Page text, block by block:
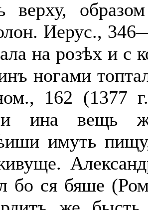
верху,
Иерус.,
на розѣх и с
ногами
162 (1377
ина вещь
имуть
бо ся бяше